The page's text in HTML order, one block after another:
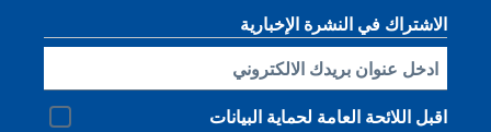
الاشتراك في النشرة الإخبارية
Inserisci la tua email
اقبل اللائحة العامة لحماية البيانات